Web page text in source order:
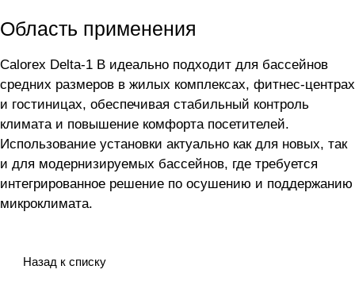
Область применения
Calorex Delta-1 B идеально подходит для бассейнов
средних размеров в жилых комплексах, фитнес-центрах
и гостиницах, обеспечивая стабильный контроль
климата и повышение комфорта посетителей.
Использование установки актуально как для новых, так
и для модернизируемых бассейнов, где требуется
интегрированное решение по осушению и поддержанию
микроклимата.
Назад к списку